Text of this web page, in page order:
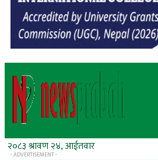
२०८३ श्रावण २४, आईतवार
- ADVERTISEMENT -